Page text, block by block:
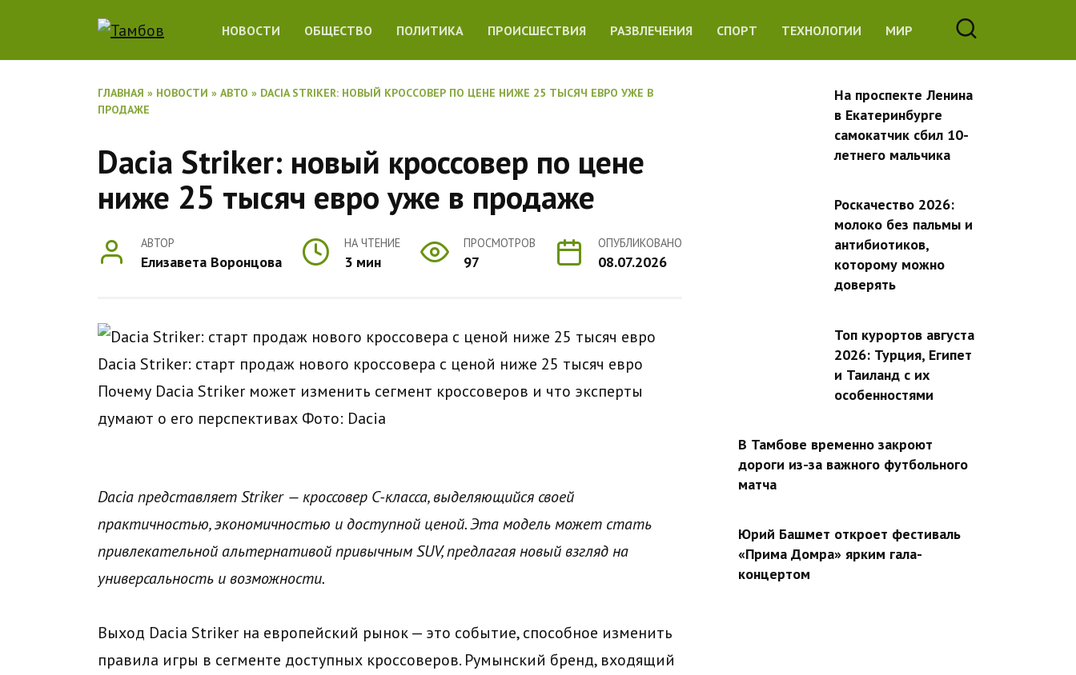
содержанию
НОВОСТИ ОБЩЕСТВО ПОЛИТИКА ПРОИСШЕСТВИЯ РАЗВЛЕЧЕНИЯ СПОРТ ТЕХНОЛОГИИ МИР
ГЛАВНАЯ » НОВОСТИ » АВТО » DACIA STRIKER: НОВЫЙ КРОССОВЕР ПО ЦЕНЕ НИЖЕ 25 ТЫСЯЧ ЕВРО УЖЕ В
ПРОДАЖЕ
Dacia Striker: новый кроссовер по цене
ниже 25 тысяч евро уже в продаже
АВТОР
Елизавета Воронцова
НА ЧТЕНИЕ
3 мин
ПРОСМОТРОВ
97
ОПУБЛИКОВАНО
08.07.2026
Dacia Striker: старт продаж нового кроссовера с ценой ниже 25 тысяч евро
Почему Dacia Striker может изменить сегмент кроссоверов и что эксперты
думают о его перспективах Фото: Dacia
Dacia представляет Striker — кроссовер C-класса, выделяющийся своей
практичностью, экономичностью и доступной ценой. Эта модель может стать
привлекательной альтернативой привычным SUV, предлагая новый взгляд на
универсальность и возможности.
Выход Dacia Striker на европейский рынок — это событие, способное изменить
правила игры в сегменте доступных кроссоверов. Румынский бренд, входящий
На проспекте Ленина
в Екатеринбурге
самокатчик сбил 10-
летнего мальчика
Роскачество 2026:
молоко без пальмы и
антибиотиков,
которому можно
доверять
Топ курортов августа
2026: Турция, Египет
и Таиланд с их
особенностями
В Тамбове временно закроют
дороги из-за важного футбольного
матча
Юрий Башмет откроет фестиваль
«Прима Домра» ярким гала-
концертом